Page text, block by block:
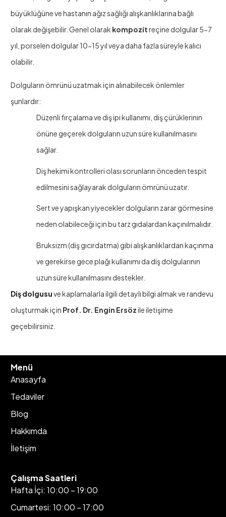
büyüklüğüne ve hastanın ağız sağlığı alışkanlıklarına bağlı
olarak değişebilir. Genel olarak kompozitreçine dolgular 5-7
yıl, porselen dolgular 10-15 yıl veya daha fazla süreyle kalıcı
olabilir.
Dolguların ömrünü uzatmak için alınabilecek önlemler
şunlardır:
Düzenli fırçalama ve diş ipi kullanımı, diş çürüklerinin
önüne geçerek dolguların uzun süre kullanılmasını
sağlar.
Diş hekimi kontrolleri olası sorunların önceden tespit
edilmesini sağlayarak dolguların ömrünü uzatır.
Sert ve yapışkan yiyecekler dolguların zarar görmesine
neden olabileceği için bu tarz gıdalardan kaçınılmalıdır.
Bruksizm (diş gıcırdatma) gibi alışkanlıklardan kaçınma
ve gerekirse gece plağı kullanımı da diş dolgularının
uzun süre kullanılmasını destekler.
Diş dolgusuve kaplamalarla ilgili detaylı bilgi almak ve randevu
oluşturmak için Prof. Dr. Engin Ersözile iletişime
geçebilirsiniz.
Menü
Anasayfa
Tedaviler
Blog
Hakkımda
İletişim
Çalışma Saatleri
Hafta İçi: 10:00 – 19:00
Cumartesi: 10:00 – 17:00